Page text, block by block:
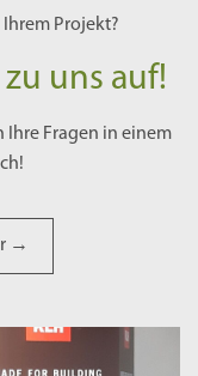
Projekt?
uns auf!
Ihre Fragen in einem
→